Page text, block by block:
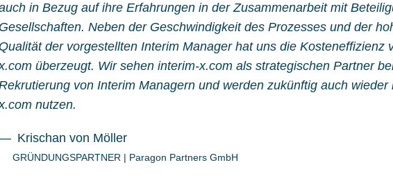
in Bezug auf ihre Erfahrungen in der Zusammenarbeit mit
Gesellschaften. Neben der Geschwindigkeit des Prozesses und der
Qualität der vorgestellten Interim Manager hat uns die Kosteneffizienz
überzeugt. Wir sehen interim-x.com als strategischen Partner
von Interim Managern und werden zukünftig auch wieder
nutzen.
Krischan von Möller
GRÜNDUNGSPARTNER | Paragon Partners GmbH